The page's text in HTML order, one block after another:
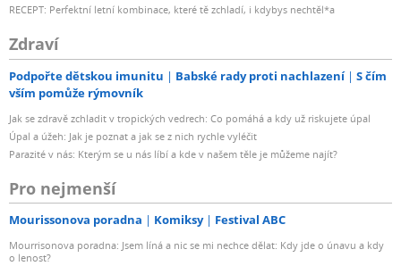
RECEPT: Perfektní letní kombinace, které tě zchladí, i kdybys nechtěl*a
Zdraví
Podpořte dětskou imunitu Babské rady proti nachlazení
S čím
vším pomůže rýmovník
Jak se zdravě zchladit v tropických vedrech: Co pomáhá a kdy už riskujete úpal
Úpal a úžeh: Jak je poznat a jak se z nich rychle vyléčit
Parazité v nás: Kterým se u nás líbí a kde v našem těle je můžeme najít?
Pro nejmenší
Mourissonova poradna Komiksy Festival ABC
Mourrisonova poradna: Jsem líná a nic se mi nechce dělat: Kdy jde o únavu a kdy
o lenost?